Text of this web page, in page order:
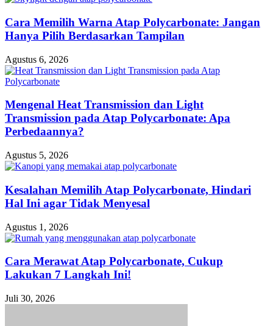
Cara Memilih Warna Atap Polycarbonate: Jangan
Hanya Pilih Berdasarkan Tampilan
Agustus 6, 2026
Mengenal Heat Transmission dan Light
Transmission pada Atap Polycarbonate: Apa
Perbedaannya?
Agustus 5, 2026
Kesalahan Memilih Atap Polycarbonate, Hindari
Hal Ini agar Tidak Menyesal
Agustus 1, 2026
Cara Merawat Atap Polycarbonate, Cukup
Lakukan 7 Langkah Ini!
Juli 30, 2026